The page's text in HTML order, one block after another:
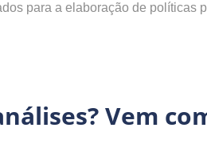
para a elaboração de políticas
Vem